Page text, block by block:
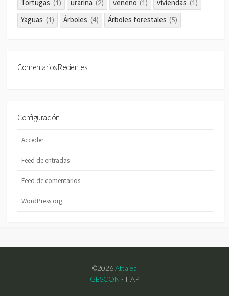
Tortugas (1) urarina (2) veneno (1) viviendas (1)
Yaguas (1) Árboles (4) Árboles forestales (5)
Comentarios Recientes
Configuración
Acceder
Feed de entradas
Feed de comentarios
WordPress.org
©2026Attalea
GESCON - IIAP